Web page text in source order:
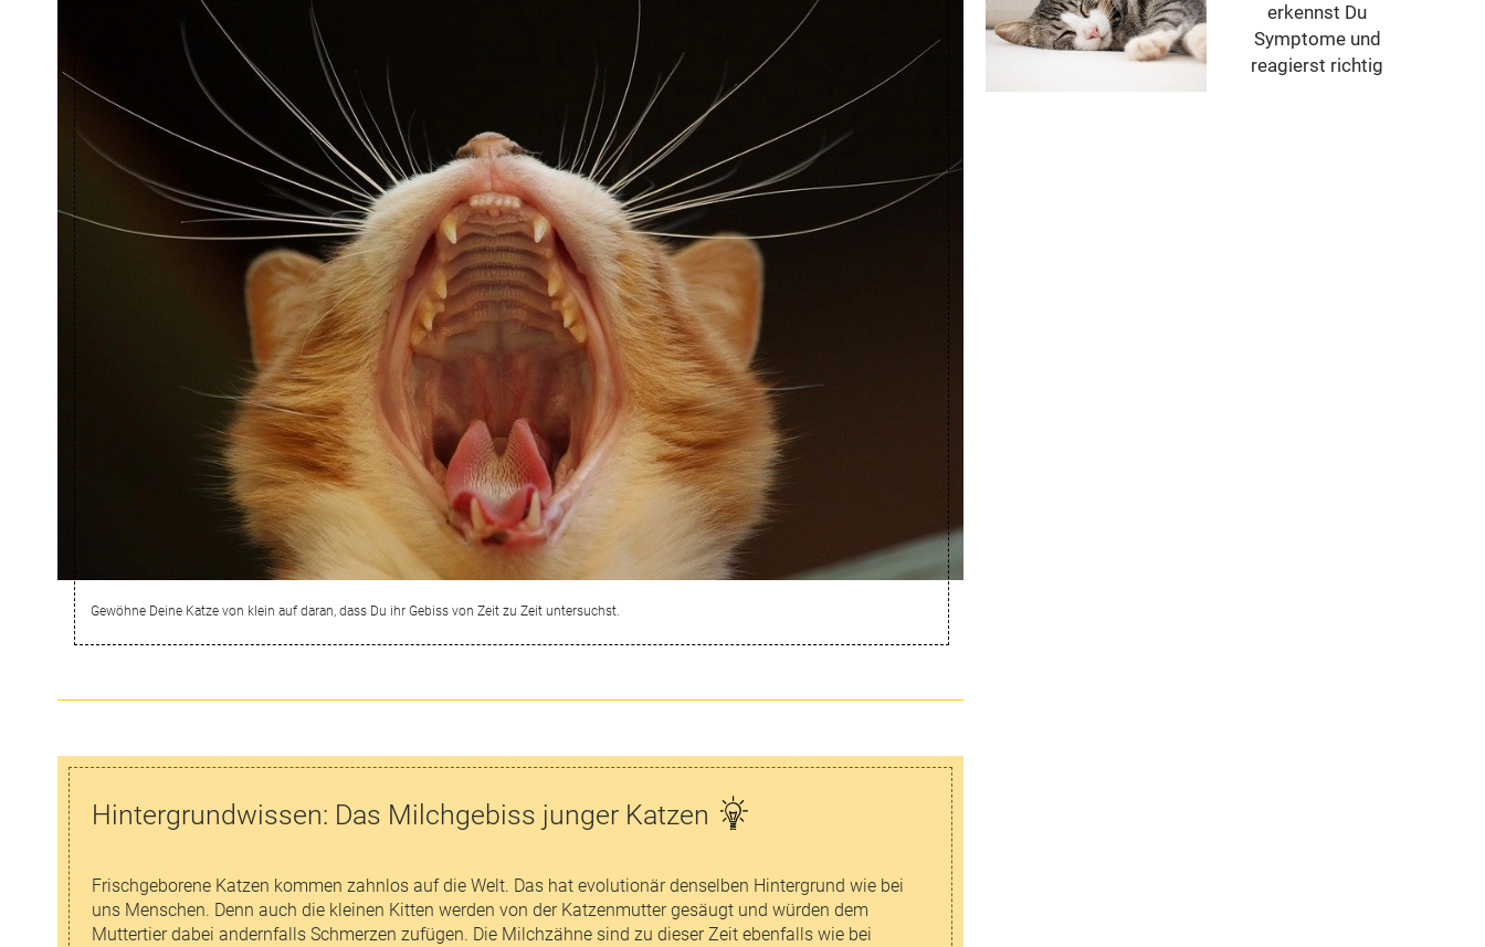
erkennst Du
Symptome und
reagierst richtig
Gewöhne Deine Katze von klein auf daran, dass Du ihr Gebiss von Zeit zu Zeit untersuchst.
Hintergrundwissen: Das Milchgebiss junger Katzen
Frischgeborene Katzen kommen zahnlos auf die Welt. Das hat evolutionär denselben Hintergrund wie bei
uns Menschen. Denn auch die kleinen Kitten werden von der Katzenmutter gesäugt und würden dem
Muttertier dabei andernfalls Schmerzen zufügen. Die Milchzähne sind zu dieser Zeit ebenfalls wie bei